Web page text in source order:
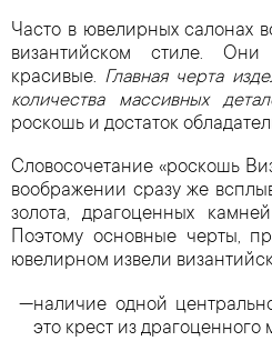
Часто в ювелирных салонах
византийском стиле.
красивые. Главная черта
количества массивных
роскошь и достаток
Словосочетание «роскошь
воображении сразу же
золота, драгоценных
Поэтому основные черты,
ювелирном извели
наличие одной
это крест из драгоценного